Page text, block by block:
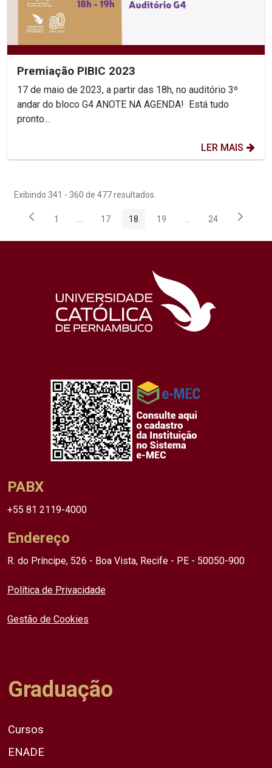
Premiação PIBIC 2023
17 de maio de 2023, a partir das 18h, no auditório 3º
andar do bloco G4 ANOTE NA AGENDA! Está tudo
pronto...
LER MAIS
Exibindo 341 - 360 de 477 resultados.
Página
1 ...Páginas intermediárias Usar ABA para navegar.
Página
17 Página
18 Página
19 ...PáginasPágina
24
PABX
+55 81 2119-4000
Endereço
R. do Príncipe, 526 - Boa Vista, Recife - PE - 50050-900
Política de Privacidade
Gestão de Cookies
Graduação
Cursos
ENADE